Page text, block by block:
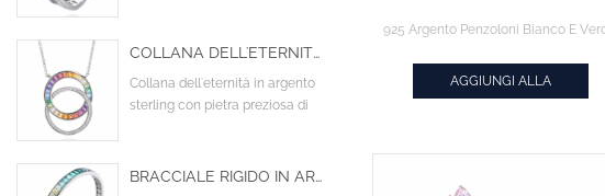
AGGIUNGI ALLA
COLLANA DELL'ETERNITÀ IN ARGENTO STERLING CON PIETRA PREZIOSA DI ZAFFIRO SINTETICO ARCOBALENO
Collana dell'eternità in argento
sterling con pietra preziosa di
BRACCIALE RIGIDO IN ARGENTO STERLING 925 CON BAGUETTE IN ORO BIANCO PLACCATO FLASH COLORATO CON ZIRCONI CUBICI CZ